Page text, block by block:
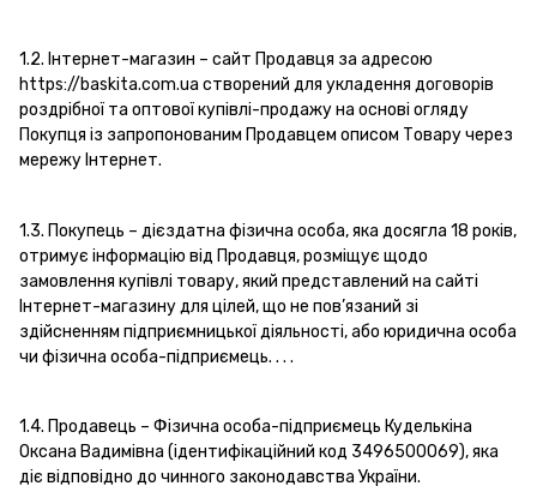
1.2. Інтернет-магазин – сайт Продавця за адресою
https://baskita.com.ua створений для укладення договорів
роздрібної та оптової купівлі-продажу на основі огляду
Покупця із запропонованим Продавцем описом Товару через
мережу Інтернет.
1.3. Покупець – дієздатна фізична особа, яка досягла 18 років,
отримує інформацію від Продавця, розміщує щодо
замовлення купівлі товару, який представлений на сайті
Інтернет-магазину для цілей, що не пов’язаний зі
здійсненням підприємницької діяльності, або юридична особа
чи фізична особа-підприємець. . . .
1.4. Продавець – Фізична особа-підприємець Куделькіна
Оксана Вадимівна (ідентифікаційний код 3496500069), яка
діє відповідно до чинного законодавства України.